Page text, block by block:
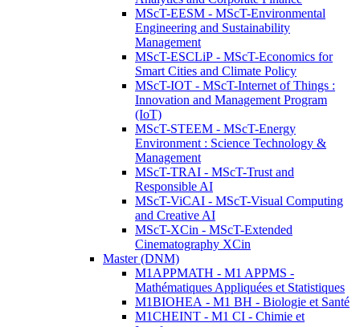
MScT-EESM - MScT-Environmental
Engineering and Sustainability
Management
MScT-ESCLiP - MScT-Economics for
Smart Cities and Climate Policy
MScT-IOT - MScT-Internet of Things :
Innovation and Management Program
(IoT)
MScT-STEEM - MScT-Energy
Environment : Science Technology &
Management
MScT-TRAI - MScT-Trust and
Responsible AI
MScT-ViCAI - MScT-Visual Computing
and Creative AI
MScT-XCin - MScT-Extended
Cinematography XCin
Master (DNM)
M1APPMATH - M1 APPMS -
Mathématiques Appliquées et Statistiques
M1BIOHEA - M1 BH - Biologie et Santé
M1CHEINT - M1 CI - Chimie et